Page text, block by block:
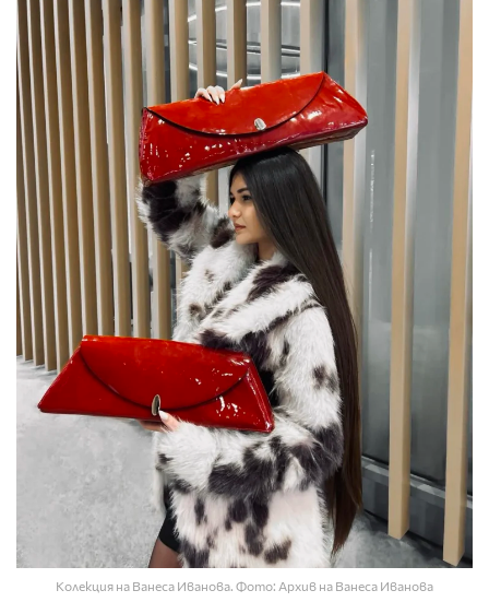
Колекция на Ванеса Иванова. Фото: Архив на Ванеса Иванова